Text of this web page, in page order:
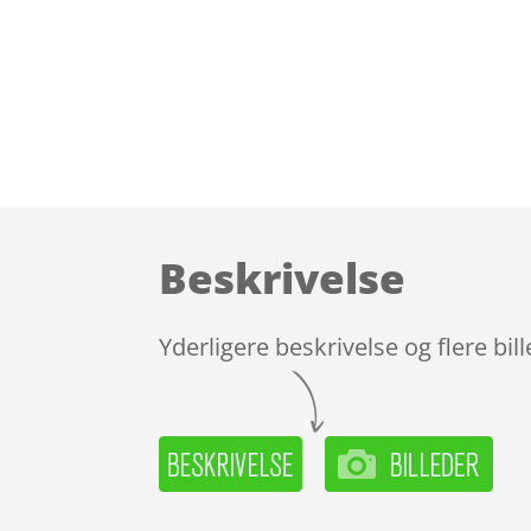
Beskrivelse
Yderligere beskrivelse og flere